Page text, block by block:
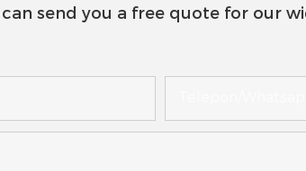
send you a free quote for our